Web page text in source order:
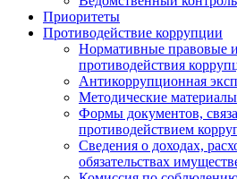
Приоритеты
Противодействие коррупции
Нормативные правовые
противодействия
Антикоррупционная
Методические материалы
Формы документов,
противодействием
Сведения о доходах,
обязательствах